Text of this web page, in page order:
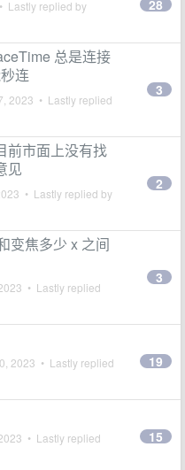
• Lastly replied by 28
总是连接
连
2023 • Lastly replied
3
前市面上没有找
见
• Lastly replied by
2
变焦多少 x 之间
• Lastly replied
3
2023 • Lastly replied
19
• Lastly replied
15